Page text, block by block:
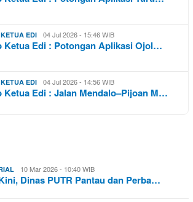
EDI 04 Jul 2026 - 15:46 WIB
Ketua Edi : Potongan Aplikasi Ojol…
EDI 04 Jul 2026 - 14:56 WIB
Ketua Edi : Jalan Mendalo–Pijoan M…
10 Mar 2026 - 10:40 WIB
Dinas PUTR Pantau dan Perba…